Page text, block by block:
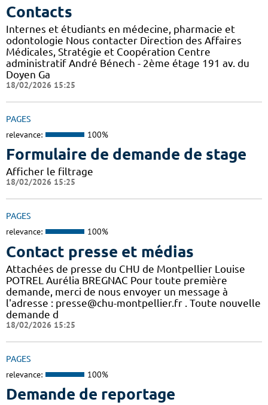
Contacts
Internes et étudiants en médecine, pharmacie et
odontologie Nous contacter Direction des Affaires
Médicales, Stratégie et Coopération Centre
administratif André Bénech - 2ème étage 191 av. du
Doyen Ga
18/02/2026 15:25
PAGES
relevance: 100%
Formulaire de demande de stage
Afficher le filtrage
18/02/2026 15:25
PAGES
relevance: 100%
Contact presse et médias
Attachées de presse du CHU de Montpellier Louise
POTREL Aurélia BREGNAC Pour toute première
demande, merci de nous envoyer un message à
l'adresse : presse@chu-montpellier.fr . Toute nouvelle
demande d
18/02/2026 15:25
PAGES
relevance: 100%
Demande de reportage